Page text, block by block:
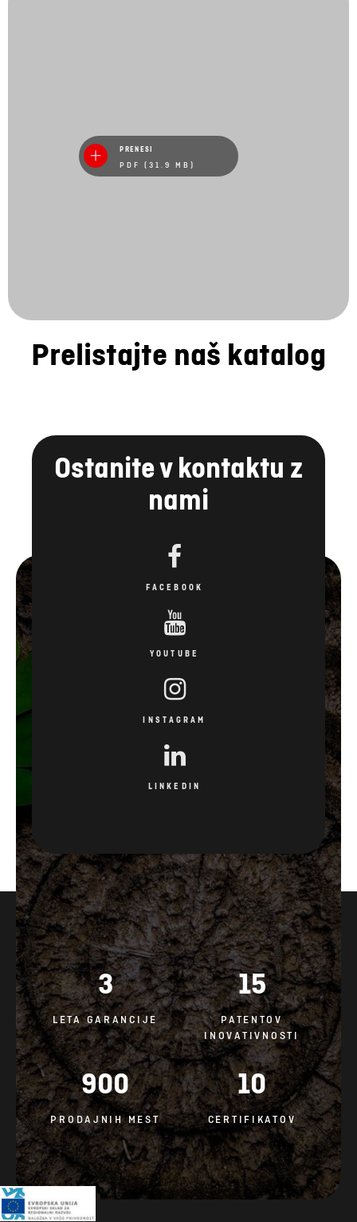
Ostanite v kontaktu z
FACEBOOK
YOUTUBE
INSTAGRAM
LINKEDIN
3
LETA GARANCIJE
15
PATENTOV
INOVATIVNOSTI
900
PRODAJNIH MEST
10
CERTIFIKATOV
SPLOŠNI POGOJI IN POMEMBNI DOKUMENTI